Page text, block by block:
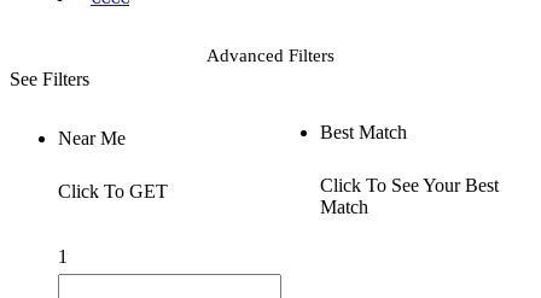
Advanced Filters
See Filters
Near Me
Click To GET
1
Best Match
Click To See Your Best
Match